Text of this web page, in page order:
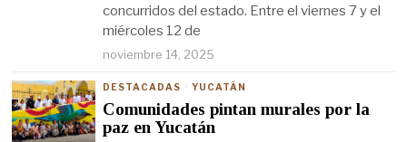
concurridos del estado. Entre el viernes 7 y el
miércoles 12 de
noviembre 14, 2025
DESTACADAS · YUCATÁN
Comunidades pintan murales por la
paz en Yucatán